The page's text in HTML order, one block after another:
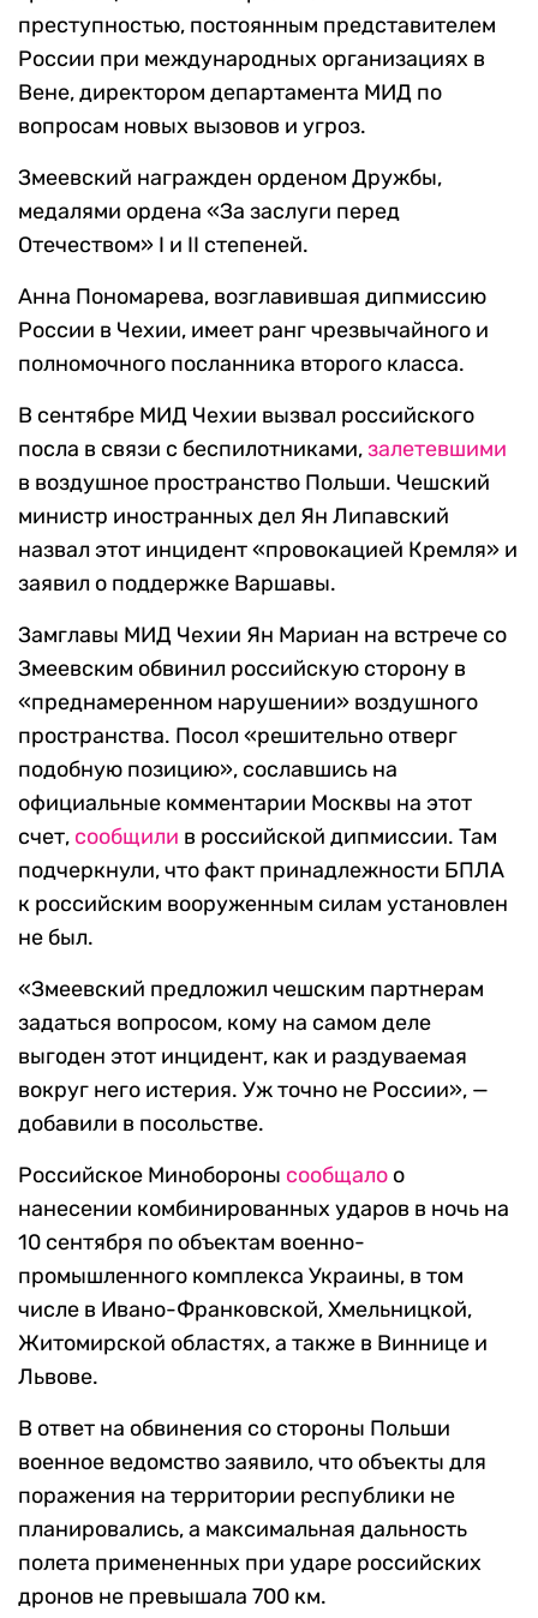
преступностью, постоянным представителем
России при международных организациях в
Вене, директором департамента МИД по
вопросам новых вызовов и угроз.
Змеевский награжден орденом Дружбы,
медалями ордена «За заслуги перед
Отечеством» I и II степеней.
Анна Пономарева, возглавившая дипмиссию
России в Чехии, имеет ранг чрезвычайного и
полномочного посланника второго класса.
В сентябре МИД Чехии вызвал российского
посла в связи с беспилотниками,залетевшими
в воздушное пространство Польши. Чешский
министр иностранных дел Ян Липавский
назвал этот инцидент «провокацией Кремля» и
заявил о поддержке Варшавы.
Замглавы МИД Чехии Ян Мариан на встрече со
Змеевским обвинил российскую сторону в
«преднамеренном нарушении» воздушного
пространства. Посол «решительно отверг
подобную позицию», сославшись на
официальные комментарии Москвы на этот
счет, сообщили в российской дипмиссии. Там
подчеркнули, что факт принадлежности БПЛА
к российским вооруженным силам установлен
не был.
«Змеевский предложил чешским партнерам
задаться вопросом, кому на самом деле
выгоден этот инцидент, как и раздуваемая
вокруг него истерия. Уж точно не России», —
добавили в посольстве.
Российское Минобороны сообщало о
нанесении комбинированных ударов в ночь на
10 сентября по объектам военно-
промышленного комплекса Украины, в том
числе в Ивано-Франковской, Хмельницкой,
Житомирской областях, а также в Виннице и
Львове.
В ответ на обвинения со стороны Польши
военное ведомство заявило, что объекты для
поражения на территории республики не
планировались, а максимальная дальность
полета примененных при ударе российских
дронов не превышала 700 км.